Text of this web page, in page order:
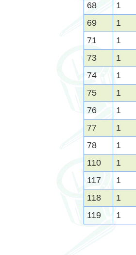
68
1
69
1
71
1
73
1
74
1
75
1
76
1
77
1
78
1
110
1
117
1
118
1
119
1